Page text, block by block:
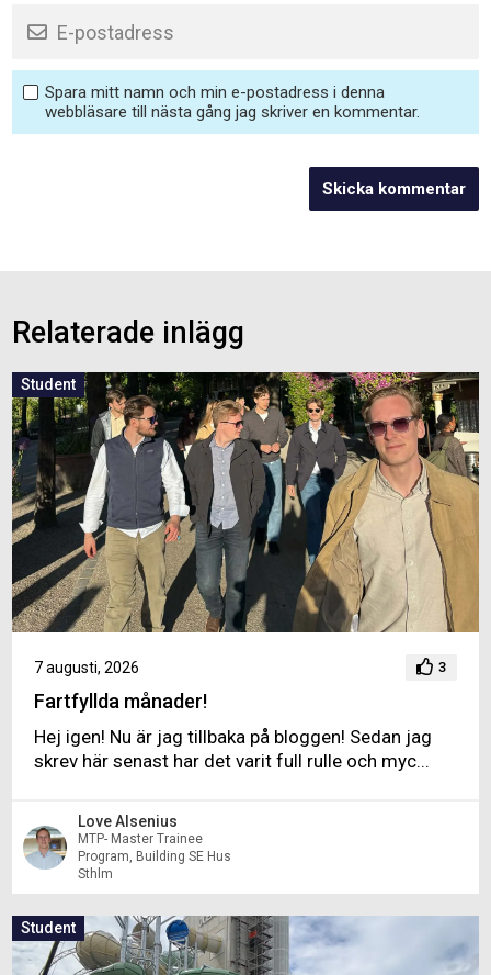
Spara mitt namn och min e-postadress i denna
webbläsare till nästa gång jag skriver en kommentar.
Relaterade inlägg
Student
7 augusti, 2026 3
Fartfyllda månader!
Hej igen! Nu är jag tillbaka på bloggen! Sedan jag
skrev här senast har det varit full rulle och myc...
Love Alsenius
MTP- Master Trainee
Program, Building SE Hus
Sthlm
Student